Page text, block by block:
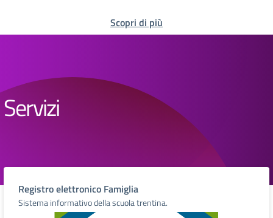
Scopri di più
Servizi
Registro elettronico Famiglia
Sistema informativo della scuola trentina.